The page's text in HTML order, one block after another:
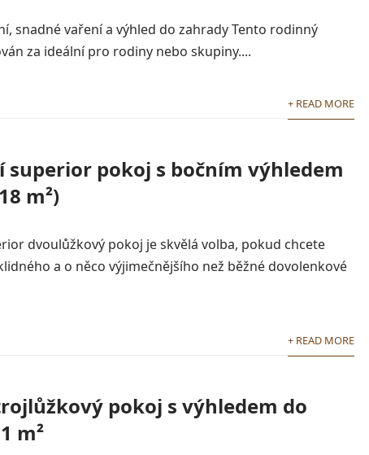
snadné vaření a výhled do zahrady Tento rodinný
za ideální pro rodiny nebo skupiny....
+ READ MORE
superior pokoj s bočním výhledem
m²)
dvoulůžkový pokoj je skvělá volba, pokud chcete
a o něco výjimečnějšího než běžné dovolenkové
+ READ MORE
pokoj s výhledem do
m²